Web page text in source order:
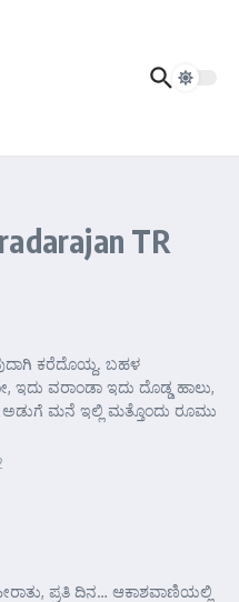
TR
ಕರೆದೊಯ್ದ. ಬಹಳ
ವರಾಂಡಾ ಇದು ದೊಡ್ಡ ಹಾಲು,
ಮನೆ ಇಲ್ಲಿ ಮತ್ತೊಂದು ರೂಮು
ಪ್ರತಿ ದಿನ… ಆಕಾಶವಾಣಿಯಲ್ಲಿ